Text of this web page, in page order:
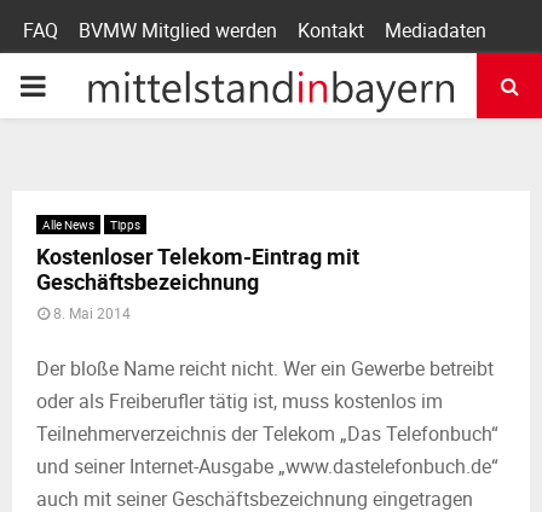
FAQ BVMW Mitglied werden Kontakt Mediadaten
P
M
R
Alle News Tipps
Kostenloser Telekom-Eintrag mit
Geschäftsbezeichnung
8. Mai 2014
Der bloße Name reicht nicht. Wer ein Gewerbe betreibt
oder als Freiberufler tätig ist, muss kostenlos im
Teilnehmerverzeichnis der Telekom „Das Telefonbuch“
und seiner Internet-Ausgabe „www.dastelefonbuch.de“
auch mit seiner Geschäftsbezeichnung eingetragen